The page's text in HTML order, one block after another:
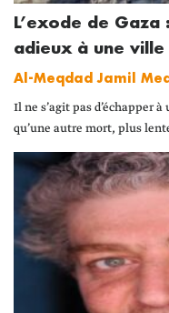
L’exode de
adieux à une ville
Al-Meqdad Jamil
Il ne s’agit pas d’échapper
qu’une autre mort, plus